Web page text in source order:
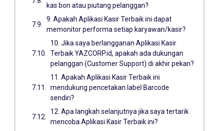
kas bon atau piutang pelanggan?
9. Apakah Aplikasi Kasir Terbaik ini dapat
memonitor performa setiap karyawan/kasir?
10. Jika saya berlangganan Aplikasi Kasir
Terbaik YAZCORP.id, apakah ada dukungan
pelanggan (Customer Support) di akhir pekan?
11. Apakah Aplikasi Kasir Terbaik ini
mendukung pencetakan label Barcode
sendiri?
12. Apa langkah selanjutnya jika saya tertarik
mencoba Aplikasi Kasir Terbaik ini?